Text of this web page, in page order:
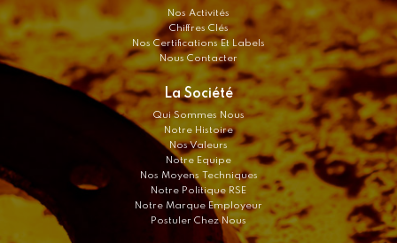
Nos Activités
Chiffres Clés
Nos Certifications Et Labels
Nous Contacter
La Société
Qui Sommes Nous
Notre Histoire
Nos Valeurs
Notre Equipe
Nos Moyens Techniques
Notre Politique RSE
Notre Marque Employeur
Postuler Chez Nous